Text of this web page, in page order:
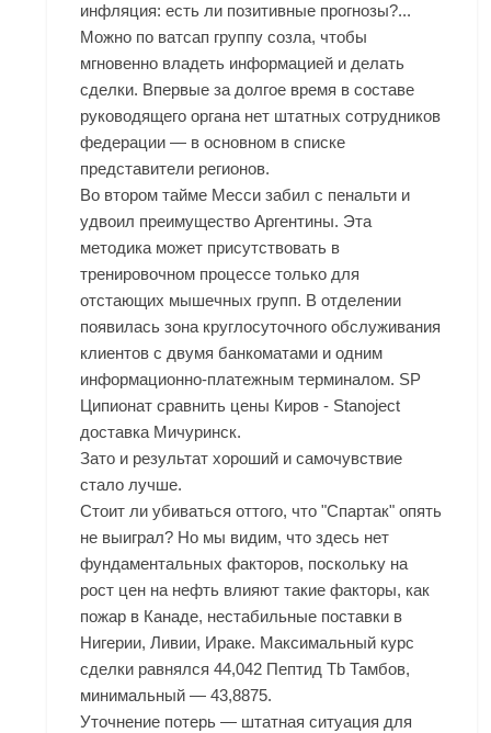
инфляция: есть ли позитивные прогнозы?...
Можно по ватсап группу созла, чтобы
мгновенно владеть информацией и делать
сделки. Впервые за долгое время в составе
руководящего органа нет штатных сотрудников
федерации — в основном в списке
представители регионов.
Во втором тайме Месси забил с пенальти и
удвоил преимущество Аргентины. Эта
методика может присутствовать в
тренировочном процессе только для
отстающих мышечных групп. В отделении
появилась зона круглосуточного обслуживания
клиентов с двумя банкоматами и одним
информационно-платежным терминалом. SP
Ципионат сравнить цены Киров - Stanoject
доставка Мичуринск.
Зато и результат хороший и самочувствие
стало лучше.
Стоит ли убиваться оттого, что "Спартак" опять
не выиграл? Но мы видим, что здесь нет
фундаментальных факторов, поскольку на
рост цен на нефть влияют такие факторы, как
пожар в Канаде, нестабильные поставки в
Нигерии, Ливии, Ираке. Максимальный курс
сделки равнялся 44,042 Пептид Tb Тамбов,
минимальный — 43,8875.
Уточнение потерь — штатная ситуация для